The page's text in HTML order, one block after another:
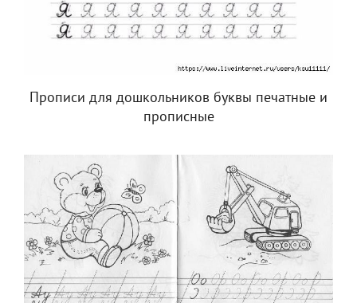
Прописи для дошкольников буквы печатные и
прописные